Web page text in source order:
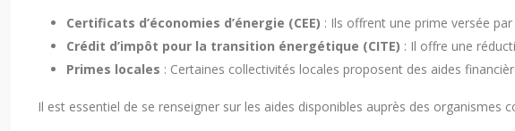
Certificats d’économies d’énergie (CEE) : Ils offrent une prime versée
Crédit d’impôt pour la transition énergétique (CITE) : Il offre une
Primes locales : Certaines collectivités locales proposent des aides
Il est essentiel de se renseigner sur les aides disponibles auprès des organismes